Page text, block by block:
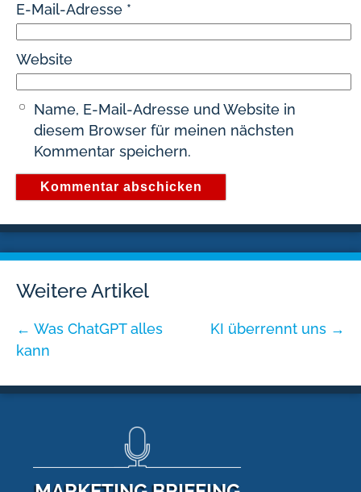
E-Mail-Adresse *
Website
Name, E-Mail-Adresse und Website in
diesem Browser für meinen nächsten
Kommentar speichern.
Weitere Artikel
← Was ChatGPT alles
kann
KI überrennt uns →